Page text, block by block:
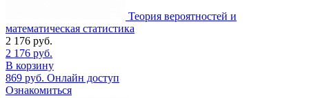
Теория вероятностей и
математическая статистика
2 176 руб.
2 176 руб.
В корзину
869 руб. Онлайн доступ
Ознакомиться